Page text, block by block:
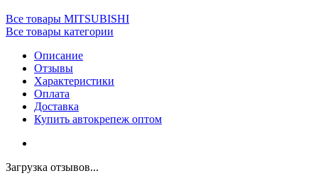
Все товары MITSUBISHI
Все товары категории
Описание
Отзывы
Характеристики
Оплата
Доставка
Купить автокрепеж оптом
Загрузка отзывов...